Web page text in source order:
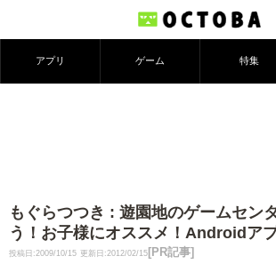
アプリ ゲーム 特集
もぐらつつき : 遊園地のゲームセン
う！お子様にオススメ！Androidア
投稿日:2009/10/15 更新日:2012/02/15 [PR記事]